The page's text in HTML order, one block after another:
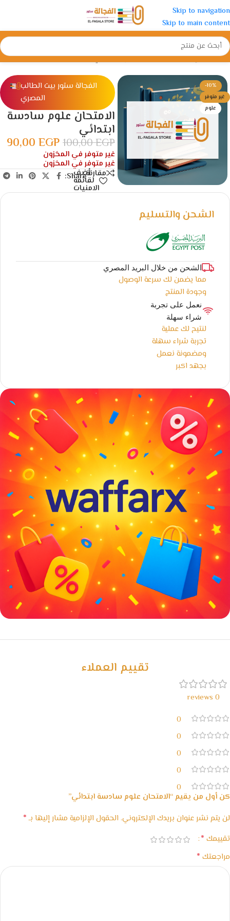
Skip to navigation
Skip to main content
الرئيسية/الإبتدائية/الصف السادس الأبتدائي
-10%
غير متوفر
علوم
الفجالة ستور بيت الطالب
المصري
الامتحان علوم سادسة
ابتدائي
100,00EGP
90,00 EGP
غير متوفر في المخزون
غير متوفر في المخزون
مقارنةأضف
لقائمة
الامنيات
Share:
الشحن والتسليم
الشحن من خلال البريد المصري
مما يضمن لك سرعة الوصول
وجودة المنتج
نعمل على تجربة
شراء سهلة
لنتيح لك عملية
تجربة شراء سهلة
ومضمونة نعمل
بجهد اكبر
خصومات كبيرة
تقييم العملاء
0 reviews
0
0
0
0
0
كن أول من يقيم “الامتحان علوم سادسة ابتدائي”
لن يتم نشر عنوان بريدك الإلكتروني. الحقول الإلزامية مشار إليها بـ*
تقييمك *
مراجعتك *